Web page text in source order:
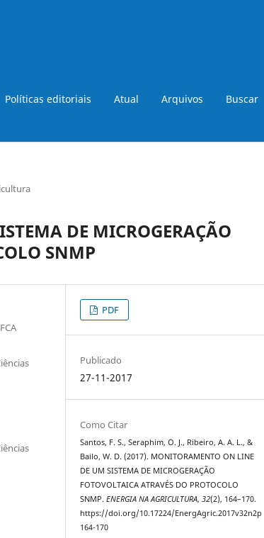
Políticas editoriais Atual Arquivos Buscar
DE MICROGERAÇÃO
SNMP
PDF
Publicado
27-11-2017
Como Citar
Santos, F. S., Seraphim, O. J., Ribeiro, A. A. L., &
Bailo, W. D. (2017). MONITORAMENTO ON LINE
DE UM SISTEMA DE MICROGERAÇÃO
FOTOVOLTAICA ATRAVÉS DO PROTOCOLO
SNMP.ENERGIA NA AGRICULTURA,32(2), 164–170.
https://doi.org/10.17224/EnergAgric.2017v32n2p
164-170